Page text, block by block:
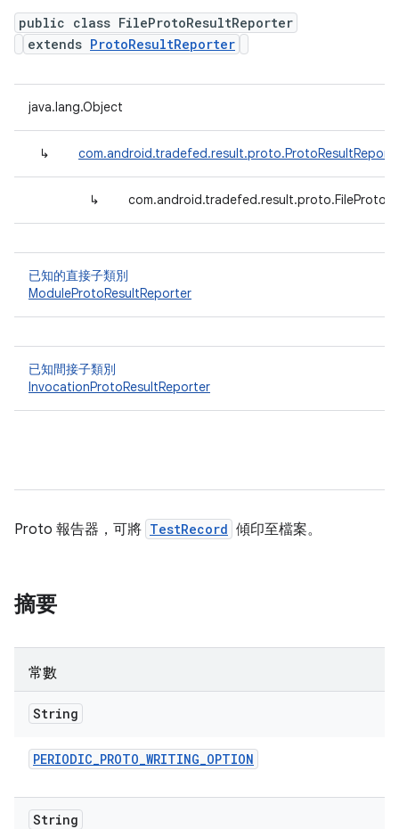
public class FileProtoResultReporter
extends ProtoResultReporter
java.lang.Object
↳
↳
已知的直接子類別
ModuleProtoResultReporter
已知間接子類別
InvocationProtoResultReporter
Proto 報告器，可將 TestRecord 傾印至檔案。
摘要
常數
String
PERIODIC_PROTO_WRITING_OPTION
String